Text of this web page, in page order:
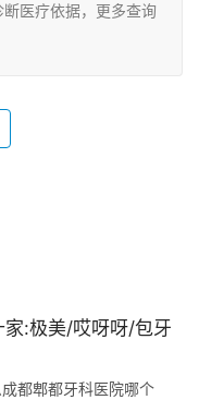
医疗依据，更多查询
:极美/哎呀呀/包牙
都郫都牙科医院哪个